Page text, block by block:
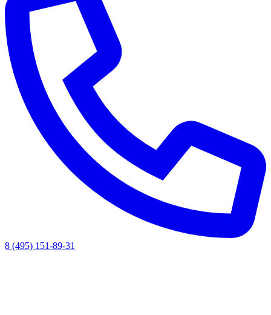
8 (495) 151-89-31